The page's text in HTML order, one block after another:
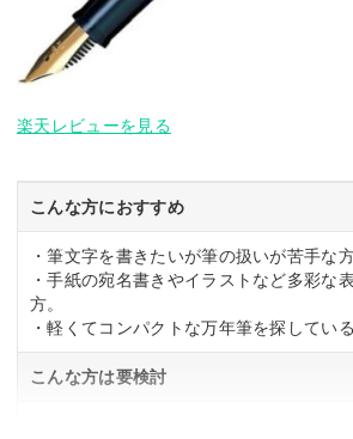
楽天レビューを見る
こんな方におすすめ
・筆文字を書きたいが筆の扱いが苦手な方
・手紙の宛名書きやイラストなど多彩な
方。
・軽くてコンパクトな万年筆を探している
こんな方は要検討